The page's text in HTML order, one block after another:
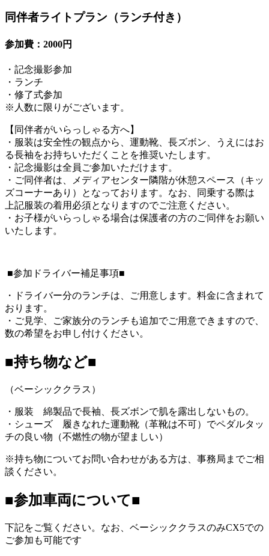
同伴者ライトプラン（ランチ付き）
参加費：2000円
・記念撮影参加
・ランチ
・修了式参加
※人数に限りがございます。
【同伴者がいらっしゃる方へ】
・服装は安全性の観点から、運動靴、長ズボン、うえにはお
る長袖をお持ちいただくことを推奨いたします。
・記念撮影は全員ご参加いただけます。
・ご同伴者は、メディアセンター隣階が休憩スペース（キッ
ズコーナーあり）となっております。なお、同乗する際は
上記服装の着用必須となりますのでご注意ください。
・お子様がいらっしゃる場合は保護者の方のご同伴をお願い
いたします。
■参加ドライバー補足事項■
・ドライバー分のランチは、ご用意します。料金に含まれて
おります。
・ご見学、ご家族分のランチも追加でご用意できますので、
数の希望をお申し付けください。
■持ち物など■
（ベーシッククラス）
・服装 綿製品で長袖、長ズボンで肌を露出しないもの。
・シューズ 履きなれた運動靴（革靴は不可）でペダルタッ
チの良い物（不燃性の物が望ましい）
※持ち物についてお問い合わせがある方は、事務局までご相
談ください。
■参加車両について■
下記をご覧ください。なお、ベーシッククラスのみCX5での
ご参加も可能です